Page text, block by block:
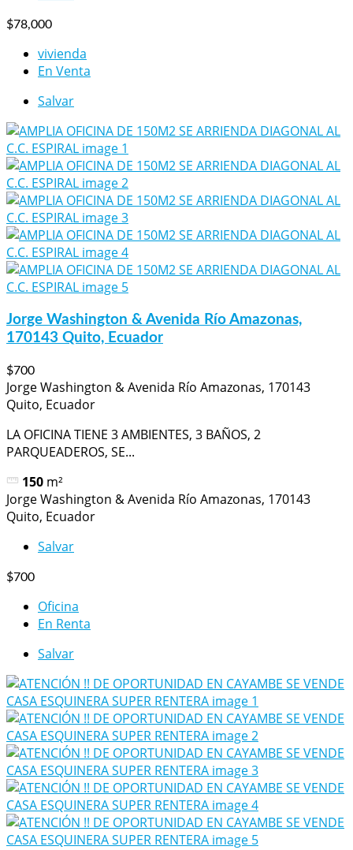
$78,000
vivienda
En Venta
Salvar
Jorge Washington & Avenida Río Amazonas,
170143 Quito, Ecuador
$700
Jorge Washington & Avenida Río Amazonas, 170143
Quito, Ecuador
LA OFICINA TIENE 3 AMBIENTES, 3 BAÑOS, 2
PARQUEADEROS, SE...
150 m²
Jorge Washington & Avenida Río Amazonas, 170143
Quito, Ecuador
Salvar
$700
Oficina
En Renta
Salvar